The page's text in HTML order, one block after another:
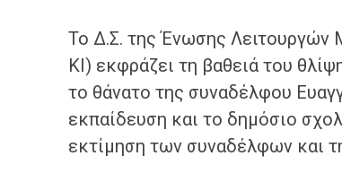
Το Δ.Σ. της Ένωσης Λειτουργών
ΚΙ) εκφράζει τη βαθειά του
το θάνατο της συναδέλφου
εκπαίδευση και το δημόσιο
εκτίμηση των συναδέλφων και